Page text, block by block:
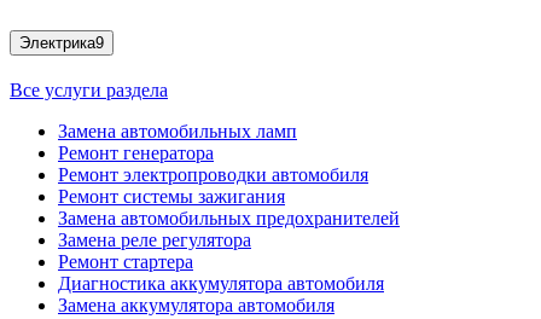
Электрика9
Все услуги раздела
Замена автомобильных ламп
Ремонт генератора
Ремонт электропроводки автомобиля
Ремонт системы зажигания
Замена автомобильных предохранителей
Замена реле регулятора
Ремонт стартера
Диагностика аккумулятора автомобиля
Замена аккумулятора автомобиля